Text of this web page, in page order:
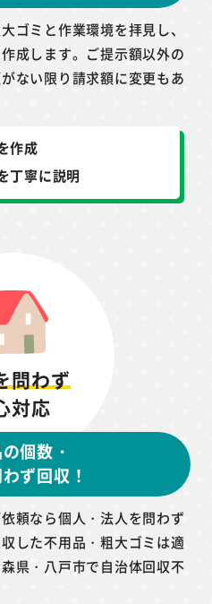
ゴミと作業環境を拝見し、
成します。ご提示額以外の
ない限り請求額に変更もあ
作成
丁寧に説明
問わず
対応
個数・
ず回収！
頼なら個人・法人を問わず
した不用品・粗大ゴミは適
県・八戸市で自治体回収不